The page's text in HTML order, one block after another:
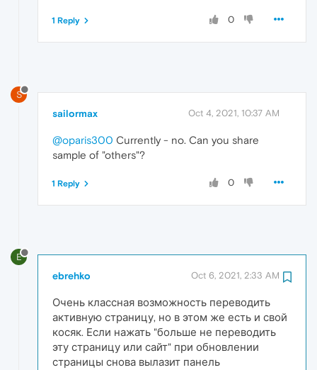
0
1 Reply
S
sailormax Oct 4, 2021, 10:37 AM
@oparis300 Currently - no. Can you share
sample of "others"?
0
1 Reply
E
ebrehko Oct 6, 2021, 2:33 AM
Очень классная возможность переводить
активную страницу, но в этом же есть и свой
косяк. Если нажать "больше не переводить
эту страницу или сайт" при обновлении
страницы снова вылазит панель